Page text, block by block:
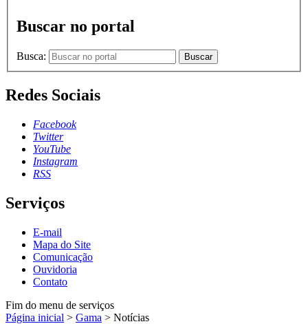
Buscar no portal
Busca: Buscar
Redes Sociais
Facebook
Twitter
YouTube
Instagram
RSS
Serviços
E-mail
Mapa do Site
Comunicação
Ouvidoria
Contato
Fim do menu de serviços
Página inicial > Gama > Notícias